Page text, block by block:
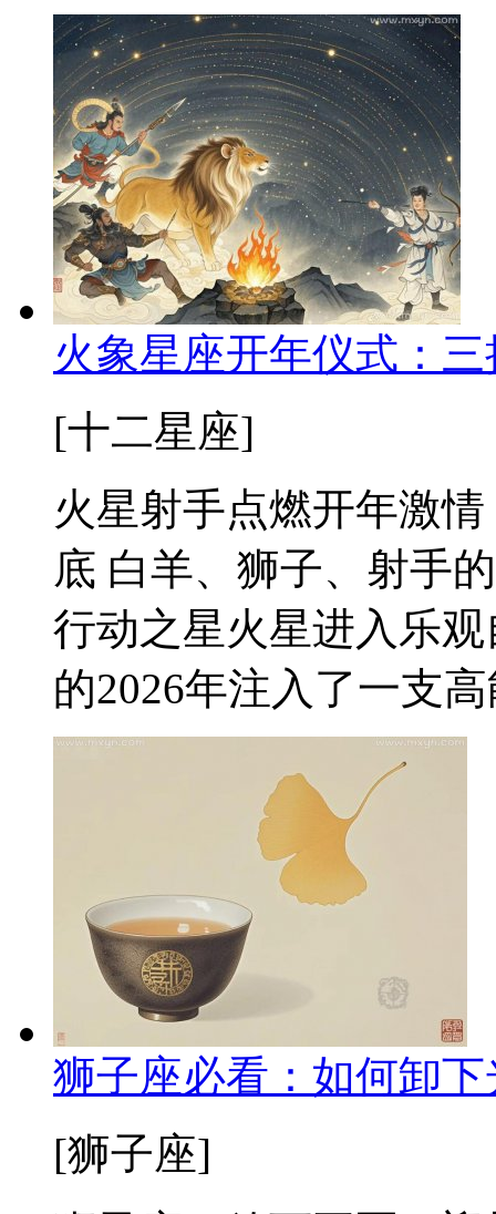
火象星座开年仪式：
[十二星座]
火星射手点燃开年激
底 白羊、狮子、射手
行动之星火星进入乐
的2026年注入了一支
狮子座必看：如何卸
[狮子座]